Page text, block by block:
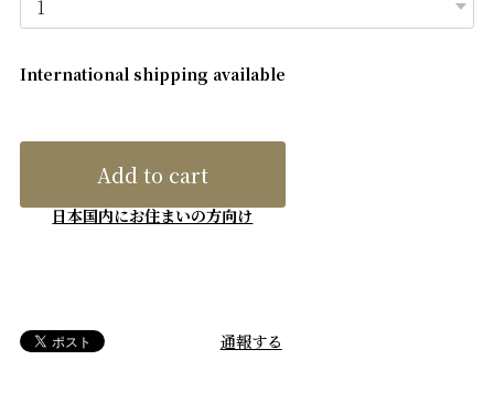
International shipping available
Add to cart
日本国内にお住まいの方向け
通報する